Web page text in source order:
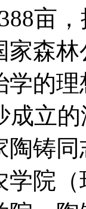
亩
家森
学的
成立
陶铸
学院